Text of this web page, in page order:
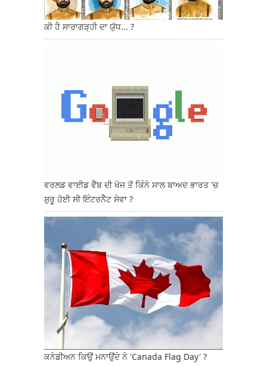
ਕੀ ਹੈ ਸਾਰਾਗੜ੍ਹੀ ਦਾ ਯੁੱਧ... ?
ਵਰਲਡ ਵਾਈਡ ਵੈੱਬ ਦੀ ਖੋਜ ਤੋਂ ਕਿੰਨੇ ਸਾਲ ਬਾਅਦ ਭਾਰਤ 'ਚ
ਸ਼ੁਰੂ ਹੋਈ ਸੀ ਇੰਟਰਨੈੱਟ ਸੇਵਾ ?
ਕਨੇਡੀਅਨ ਕਿਉਂ ਮਨਾਉਂਦੇ ਨੇ 'Canada Flag Day' ?